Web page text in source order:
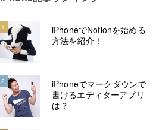
1
iPhoneでNotionを始める
方法を紹介！
2
iPhoneでマークダウンで
書けるエディターアプリ
は？